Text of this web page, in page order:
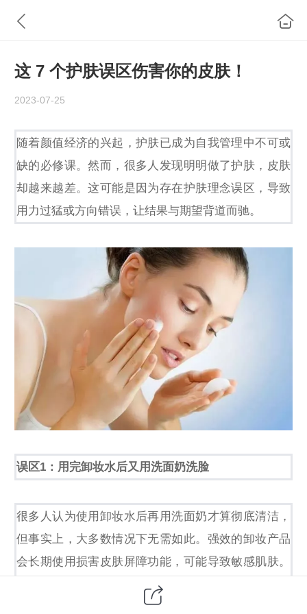
这 7 个护肤误区伤害你的皮肤！
2023-07-25
随着颜值经济的兴起，护肤已成为自我管理中不可或
缺的必修课。然而，很多人发现明明做了护肤，皮肤
却越来越差。这可能是因为存在护肤理念误区，导致
用力过猛或方向错误，让结果与期望背道而驰。
误区1：用完卸妆水后又用洗面奶洗脸
很多人认为使用卸妆水后再用洗面奶才算彻底清洁，
但事实上，大多数情况下无需如此。强效的卸妆产品
会长期使用损害皮肤屏障功能，可能导致敏感肌肤。
建议在不需要卸妆的情况下，使用基础的洗面奶即可
达到清洁目的，无需额外卸妆。